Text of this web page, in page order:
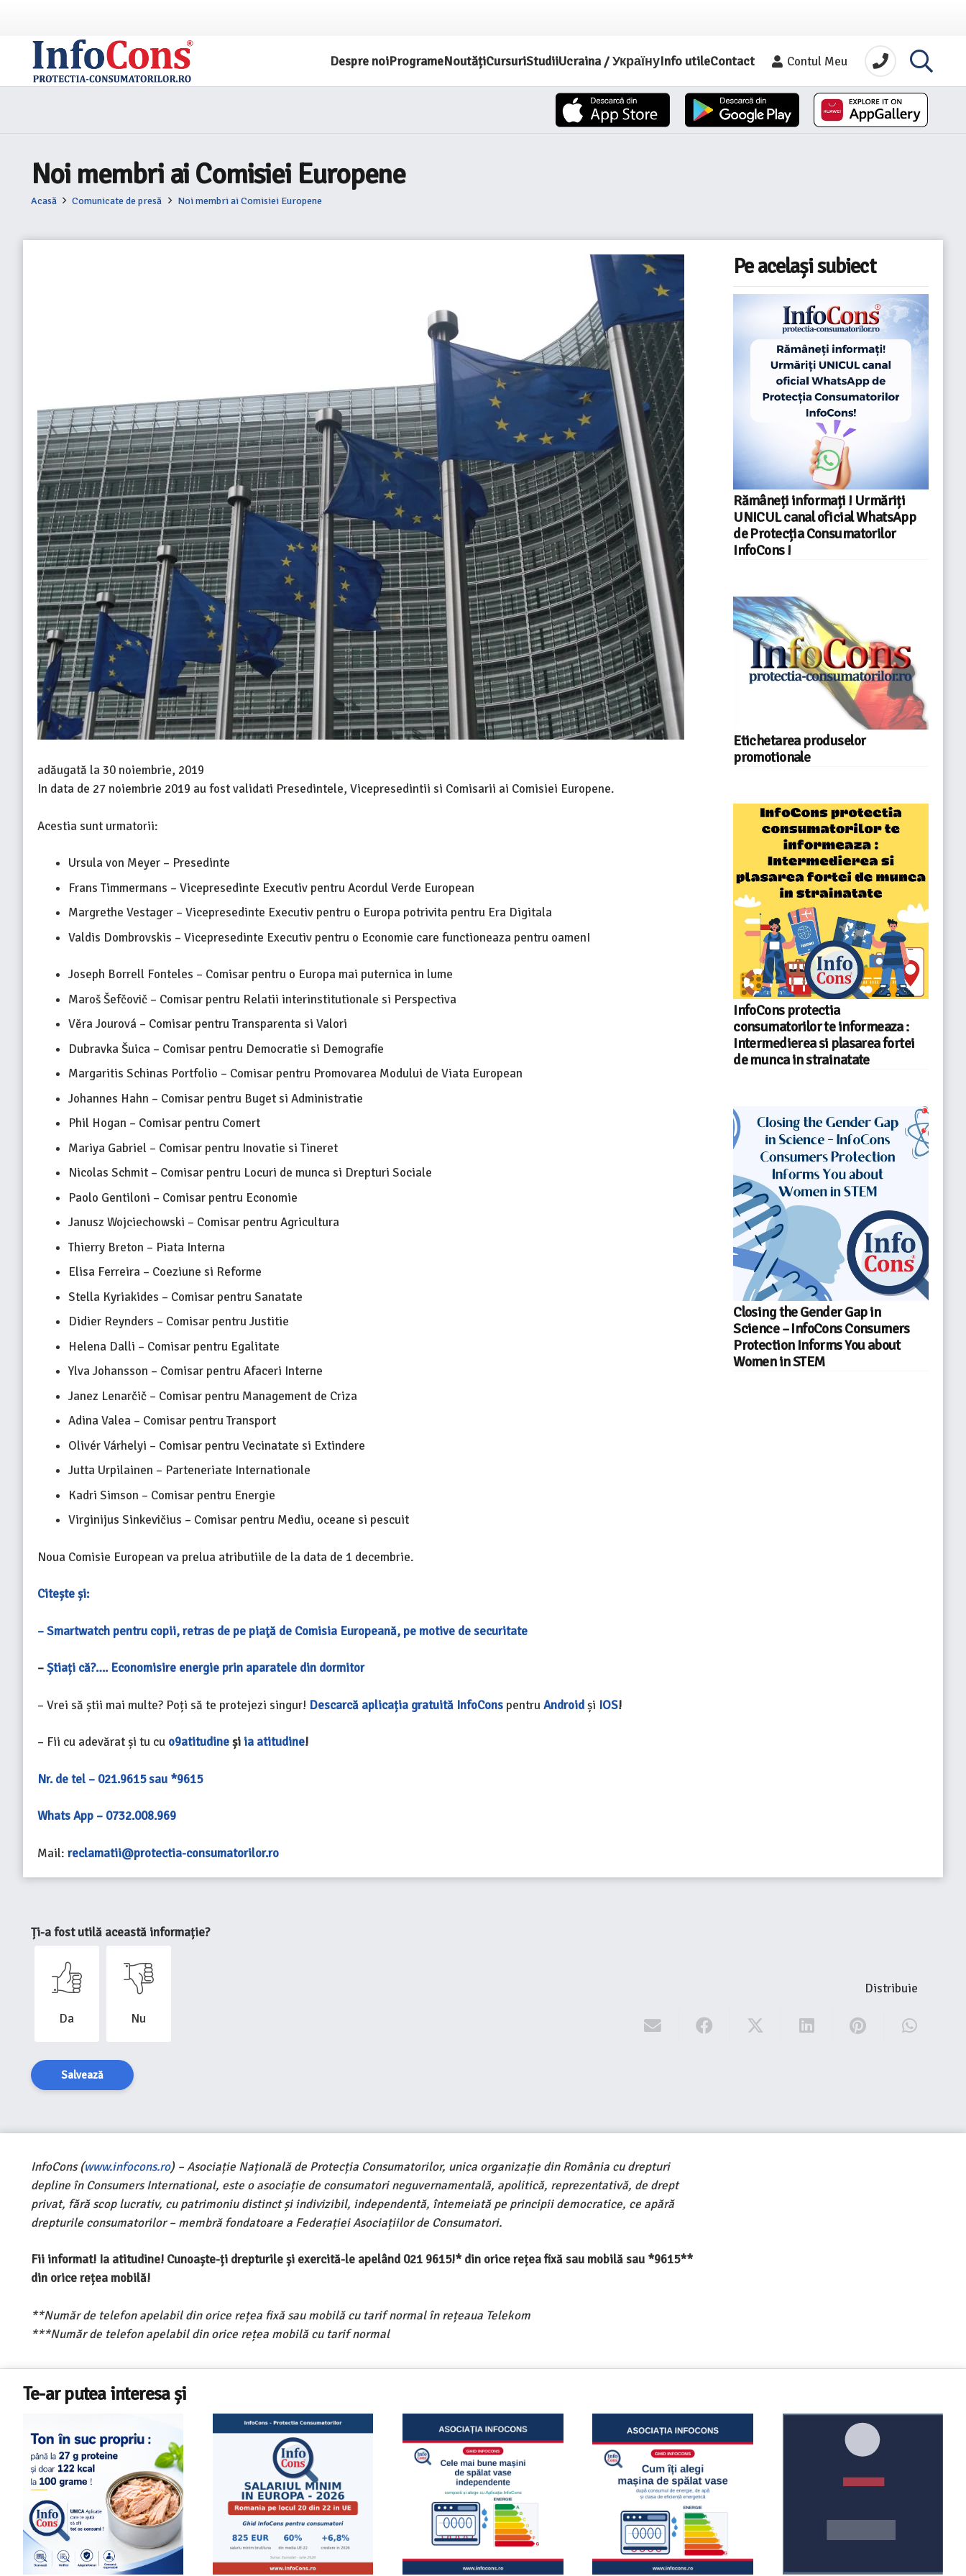
Despre noiProgrameNoutățiCursuriStudiiUcraina / УкраїнуInfo utileContact Contul Meu
Noi membri ai Comisiei Europene
Acasă Comunicate de presă Noi membri ai Comisiei Europene
adăugată la 30 noiembrie, 2019
In data de 27 noiembrie 2019 au fost validati Presedintele, Vicepresedintii si Comisarii ai Comisiei Europene.
Acestia sunt urmatorii:
Ursula von Meyer – Presedinte
Frans Timmermans – Vicepresedinte Executiv pentru Acordul Verde European
Margrethe Vestager – Vicepresedinte Executiv pentru o Europa potrivita pentru Era Digitala
Valdis Dombrovskis – Vicepresedinte Executiv pentru o Economie care functioneaza pentru oamenI
Joseph Borrell Fonteles – Comisar pentru o Europa mai puternica in lume
Maroš Šefčovič – Comisar pentru Relatii interinstitutionale si Perspectiva
Věra Jourová – Comisar pentru Transparenta si Valori
Dubravka Šuica – Comisar pentru Democratie si Demografie
Margaritis Schinas Portfolio – Comisar pentru Promovarea Modului de Viata European
Johannes Hahn – Comisar pentru Buget si Administratie
Phil Hogan – Comisar pentru Comert
Mariya Gabriel – Comisar pentru Inovatie si Tineret
Nicolas Schmit – Comisar pentru Locuri de munca si Drepturi Sociale
Paolo Gentiloni – Comisar pentru Economie
Janusz Wojciechowski – Comisar pentru Agricultura
Thierry Breton – Piata Interna
Elisa Ferreira – Coeziune si Reforme
Stella Kyriakides – Comisar pentru Sanatate
Didier Reynders – Comisar pentru Justitie
Helena Dalli – Comisar pentru Egalitate
Ylva Johansson – Comisar pentru Afaceri Interne
Janez Lenarčič – Comisar pentru Management de Criza
Adina Valea – Comisar pentru Transport
Olivér Várhelyi – Comisar pentru Vecinatate si Extindere
Jutta Urpilainen – Parteneriate Internationale
Kadri Simson – Comisar pentru Energie
Virginijus Sinkevičius – Comisar pentru Mediu, oceane si pescuit
Noua Comisie European va prelua atributiile de la data de 1 decembrie.
Citește și:
– Smartwatch pentru copii, retras de pe piaţă de Comisia Europeană, pe motive de securitate
–Știați că?…. Economisire energie prin aparatele din dormitor
– Vrei să știi mai multe? Poți să te protejezi singur! Descarcă aplicația gratuită InfoCons pentruAndroidși IOS!
– Fii cu adevărat și tu cu o9atitudineși ia atitudine!
Nr. de tel – 021.9615 sau *9615
Whats App – 0732.008.969
Mail: reclamatii@protectia-consumatorilor.ro
Pe același subiect
Rămâneți informați ! Urmăriți
UNICUL canal oficial WhatsApp
de Protecția Consumatorilor
InfoCons !
Etichetarea produselor
promotionale
InfoCons protectia
consumatorilor te informeaza :
Intermedierea si plasarea fortei
de munca in strainatate
Closing the Gender Gap in
Science – InfoCons Consumers
Protection Informs You about
Women in STEM
Ți-a fost utilă această informație?
Da Nu
Salvează
Distribuie
InfoCons (www.infocons.ro) – Asociație Națională de Protecția Consumatorilor, unica organizație din România cu drepturi
depline în Consumers International, este o asociație de consumatori neguvernamentală, apolitică, reprezentativă, de drept
privat, fără scop lucrativ, cu patrimoniu distinct și indivizibil, independentă, întemeiată pe principii democratice, ce apără
drepturile consumatorilor – membră fondatoare a Federației Asociațiilor de Consumatori.
Fii informat! Ia atitudine! Cunoaște-ți drepturile și exercită-le apelând 021 9615!* din orice rețea fixă sau mobilă sau *9615**
din orice rețea mobilă!
**Număr de telefon apelabil din orice rețea fixă sau mobilă cu tarif normal în rețeaua Telekom
***Număr de telefon apelabil din orice rețea mobilă cu tarif normal
Te-ar putea interesa și